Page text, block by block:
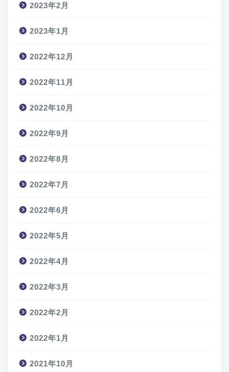
2023年2月
2023年1月
2022年12月
2022年11月
2022年10月
2022年9月
2022年8月
2022年7月
2022年6月
2022年5月
2022年4月
2022年3月
2022年2月
2022年1月
2021年10月